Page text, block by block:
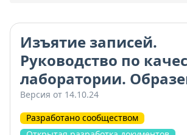
Изъятие записей.
Руководство по
лаборатории.
Версия от 14.10.24
Разработано сообществом